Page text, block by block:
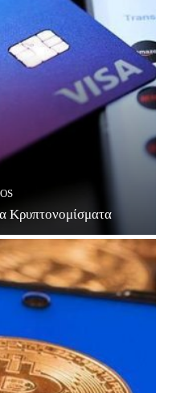
Κρυπτονομίσματα